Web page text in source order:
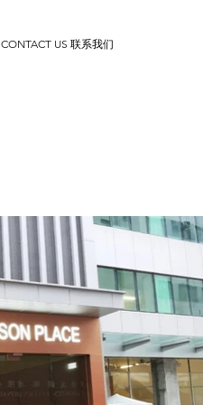
CONTACT US 联系我们